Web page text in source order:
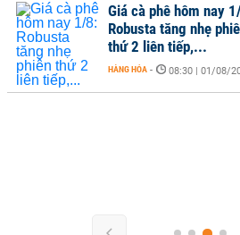
Giá cà phê hôm nay
Robusta tăng nhẹ
thứ 2 liên tiếp,...
HÀNG HÓA - 08:30 | 01/08/